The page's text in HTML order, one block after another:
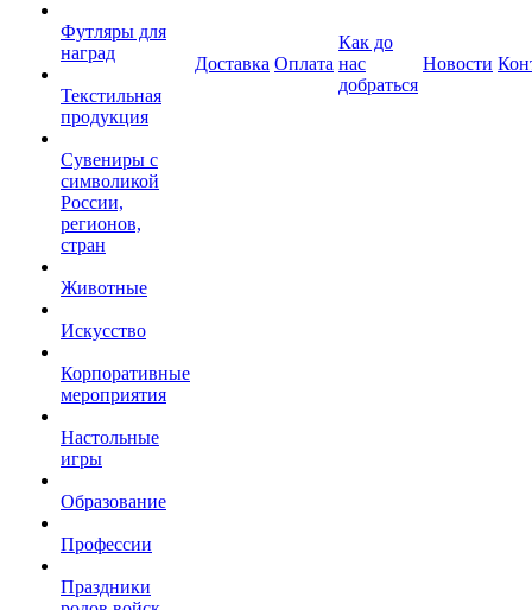
Футляры для
наград
Текстильная
продукция
Сувениры с
символикой
России,
регионов,
стран
Животные
Искусство
Корпоративные
мероприятия
Настольные
игры
Образование
Профессии
Праздники
Доставка Оплата
Как до
нас
добраться
Новости